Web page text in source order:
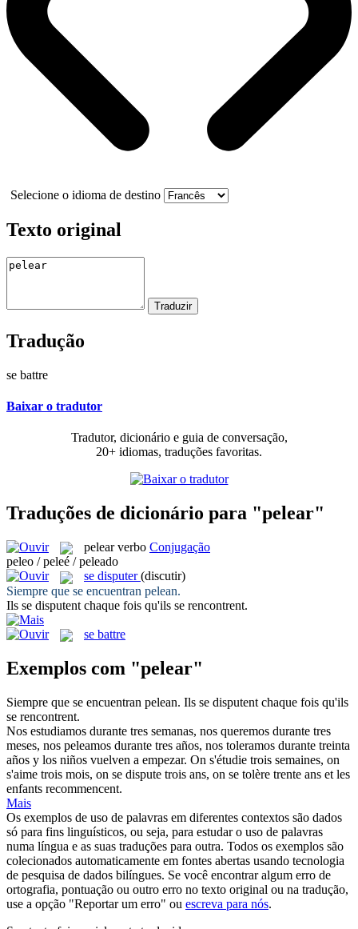
Selecione o idioma de destino
Texto original
Tradução
se battre
Baixar o tradutor
Tradutor, dicionário e guia de conversação,
20+ idiomas, traduções favoritas.
Traduções de dicionário para "pelear"
pelear verbo Conjugação
peleo / peleé / peleado
se disputer (discutir)
Siempre que se encuentran pelean.
Ils se disputent chaque fois qu'ils se rencontrent.
se battre
Exemplos com "pelear"
Siempre que se encuentran pelean. Ils se disputent chaque fois qu'ils
se rencontrent.
Nos estudiamos durante tres semanas, nos queremos durante tres
meses, nos peleamos durante tres años, nos toleramos durante treinta
años y los niños vuelven a empezar. On s'étudie trois semaines, on
s'aime trois mois, on se dispute trois ans, on se tolère trente ans et les
enfants recommencent.
Mais
Os exemplos de uso de palavras em diferentes contextos são dados
só para fins linguísticos, ou seja, para estudar o uso de palavras
numa língua e as suas traduções para outra. Todos os exemplos são
colecionados automaticamente em fontes abertas usando tecnologia
de pesquisa de dados bilíngues. Se você encontrar algum erro de
ortografia, pontuação ou outro erro no texto original ou na tradução,
use a opção "Reportar um erro" ou escreva para nós.